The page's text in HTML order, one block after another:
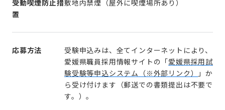
受動喫煙防止措
置
敷地内禁煙（屋外に喫煙場所あり）
応募方法
受験申込みは、全てインターネットにより、
愛媛県職員採用情報サイトの「愛媛県採用試
験受験等申込システム（※外部リンク）
」か
ら受け付けます（郵送での書類提出は不要で
す。）。